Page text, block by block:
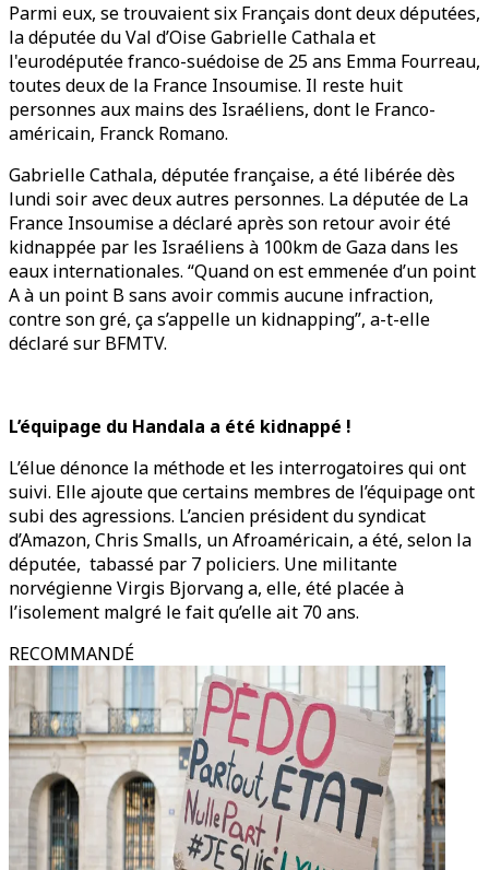
Parmi eux, se trouvaient six Français dont deux députées,
la députée du Val d’Oise Gabrielle Cathala et
l'eurodéputée franco-suédoise de 25 ans Emma Fourreau,
toutes deux de la France Insoumise. Il reste huit
personnes aux mains des Israéliens, dont le Franco-
américain, Franck Romano.
Gabrielle Cathala, députée française, a été libérée dès
lundi soir avec deux autres personnes. La députée de La
France Insoumise a déclaré après son retour avoir été
kidnappée par les Israéliens à 100km de Gaza dans les
eaux internationales. “Quand on est emmenée d’un point
A à un point B sans avoir commis aucune infraction,
contre son gré, ça s’appelle un kidnapping”, a-t-elle
déclaré sur BFMTV.
L’équipage du Handala a été kidnappé !
L’élue dénonce la méthode et les interrogatoires qui ont
suivi. Elle ajoute que certains membres de l’équipage ont
subi des agressions. L’ancien président du syndicat
d’Amazon, Chris Smalls, un Afroaméricain, a été, selon la
députée, tabassé par 7 policiers. Une militante
norvégienne Virgis Bjorvang a, elle, été placée à
l’isolement malgré le fait qu’elle ait 70 ans.
RECOMMANDÉ